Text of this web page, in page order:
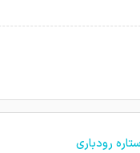
رودباری